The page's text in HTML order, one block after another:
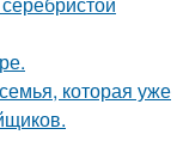
которая уже